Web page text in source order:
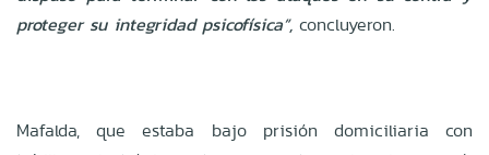
proteger su integridad psicofísica”, concluyeron.
Mafalda, que estaba bajo prisión domiciliaria con